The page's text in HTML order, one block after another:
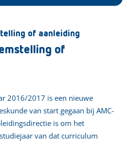
of aanleiding
of
2016/2017 is een nieuwe
van start gegaan bij AMC-
is om het
van dat curriculum